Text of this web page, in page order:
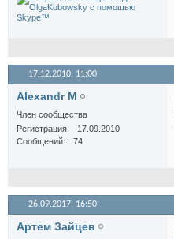
17.12.2010, 11:00
Alexandr M
Член сообщества
Регистрация
17.09.2010
Сообщений
74
26.09.2017, 16:50
Артем Зайцев